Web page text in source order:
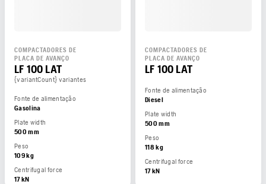
COMPACTADORES DE
PLACA DE AVANÇO
LF 100 LAT
{variantCount} variantes
Fonte de alimentação
Gasolina
Plate width
500 mm
Peso
109 kg
Centrifugal force
17 kN
COMPACTADORES DE
PLACA DE AVANÇO
LF 100 LAT
Fonte de alimentação
Diesel
Plate width
500 mm
Peso
118 kg
Centrifugal force
17 kN